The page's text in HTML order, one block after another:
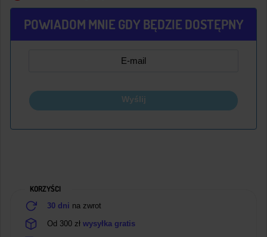
POWIADOM MNIE GDY BĘDZIE DOSTĘPNY
Wyślij
KORZYŚCI
30 dni na zwrot
Od 300 zł wysyłka gratis